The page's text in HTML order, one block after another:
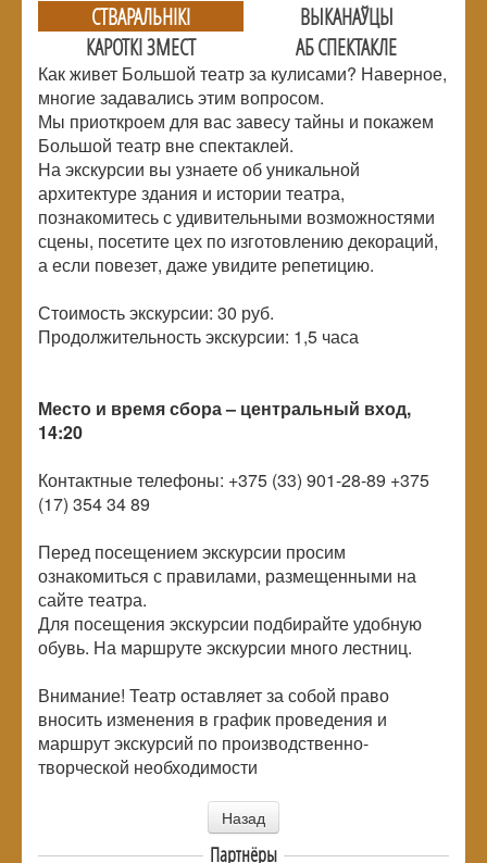
СТВАРАЛЬНIКI
ВЫКАНАЎЦЫ
КАРОТКІ ЗМЕСТ
АБ СПЕКТАКЛЕ
Как живет Большой театр за кулисами? Наверное,
многие задавались этим вопросом.
Мы приоткроем для вас завесу тайны и покажем
Большой театр вне спектаклей.
На экскурсии вы узнаете об уникальной
архитектуре здания и истории театра,
познакомитесь с удивительными возможностями
сцены, посетите цех по изготовлению декораций,
а если повезет, даже увидите репетицию.
Стоимость экскурсии: 30 руб.
Продолжительность экскурсии: 1,5 часа
Место и время сбора – центральный вход,
14:20
Контактные телефоны: +375 (33) 901-28-89 +375
(17) 354 34 89
Перед посещением экскурсии просим
ознакомиться с правилами, размещенными на
сайте театра.
Для посещения экскурсии подбирайте удобную
обувь. На маршруте экскурсии много лестниц.
Внимание! Театр оставляет за собой право
вносить изменения в график проведения и
маршрут экскурсий по производственно-
творческой необходимости
Назад
Партнёры